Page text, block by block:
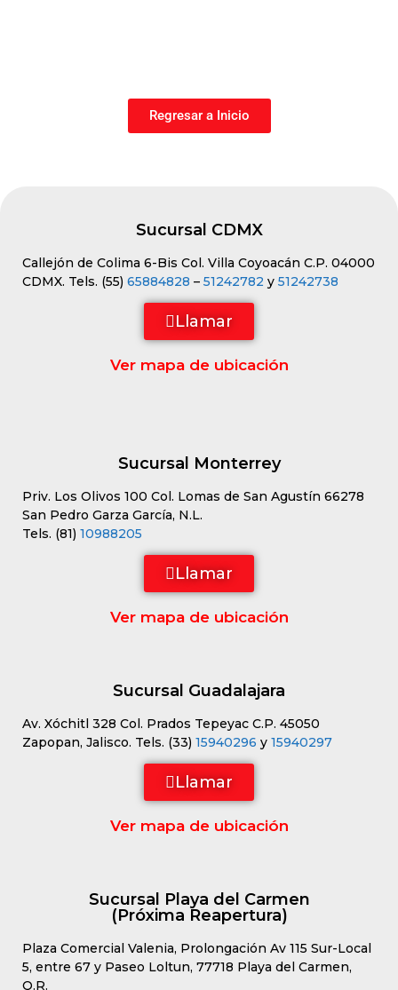
Regresar a Inicio
Sucursal CDMX
Callejón de Colima 6-Bis Col. Villa Coyoacán C.P. 04000
CDMX. Tels. (55) 65884828 – 51242782 y 51242738
Llamar
Ver mapa de ubicación
Sucursal Monterrey
Priv. Los Olivos 100 Col. Lomas de San Agustín 66278
San Pedro Garza García, N.L.
Tels. (81) 10988205
Llamar
Ver mapa de ubicación
Sucursal Guadalajara
Av. Xóchitl 328 Col. Prados Tepeyac C.P. 45050
Zapopan, Jalisco. Tels. (33) 15940296 y 15940297
Llamar
Ver mapa de ubicación
Sucursal Playa del Carmen
(Próxima Reapertura)
Plaza Comercial Valenia, Prolongación Av 115 Sur-Local
5, entre 67 y Paseo Loltun, 77718 Playa del Carmen,
Q.R.